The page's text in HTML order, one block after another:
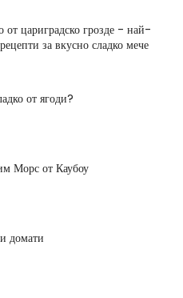
от цариградско грозде - най-
за вкусно сладко мече
от ягоди?
Морс от Каубоу
домати